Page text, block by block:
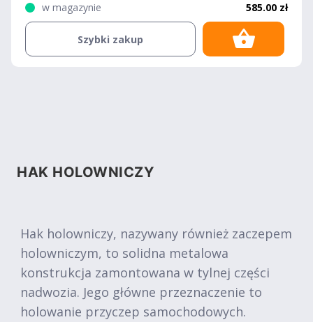
w magazynie
585.00 zł
Szybki zakup
HAK HOLOWNICZY
Hak holowniczy, nazywany również zaczepem
holowniczym, to solidna metalowa
konstrukcja zamontowana w tylnej części
nadwozia. Jego główne przeznaczenie to
holowanie przyczep samochodowych.